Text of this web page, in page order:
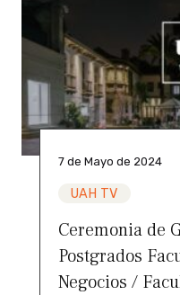
7 de Mayo de 2024
UAH TV
Ceremonia de
Postgrados
Negocios /